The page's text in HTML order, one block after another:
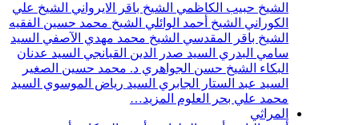
الشيخ حبيب الكاظمي الشيخ باقر الايرواني الشيخ علي
الكوراني الشيخ أحمد الوائلي الشيخ محمد حسين الفقيه
الشيخ باقر المقدسي الشيخ محمد مهدي الآصفي السيد
سامي البدري السيد صدر الدين القبانجي السيد عدنان
البكاء الشيخ حسن الجواهري د. محمد حسين الصغير
السيد عبد الستار الجابري السيد رياض الموسوي السيد
محمد علي بحر العلوم المزيد…
المراثي